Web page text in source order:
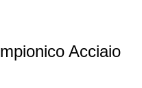
Acciaio